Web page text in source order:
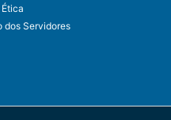
dos Servidores